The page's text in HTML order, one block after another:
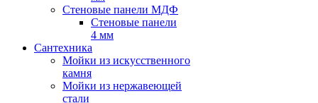
Стеновые панели МДФ
Стеновые панели
4 мм
Сантехника
Мойки из искусственного
камня
Мойки из нержавеющей
стали